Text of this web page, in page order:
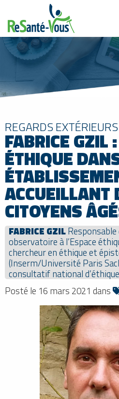
REGARDS
FABRICE GZIL
ÉTHIQUE
ACCUEILLANT
CITOYENS
FABRICE GZIL
observatoire à l’Espace
chercheur en éthique et
(Inserm/Université Paris
consultatif national d’éthique
Posté le 16 mars 2021 dans